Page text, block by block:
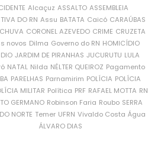
Alcaçuz ASSALTO ASSEMBLEIA
DO RN Assu BATATA Caicó CARAÚBAS
CORONEL AZEVEDO CRIME CRUZETA
novos Dilma Governo do RN HOMICÍDIO
JARDIM DE PIRANHAS JUCURUTU LULA
NATAL Nilda NÉLTER QUEIROZ Pagamento
PARELHAS Parnamirim POLÍCIA POLÍCIA
MILITAR Política PRF RAFAEL MOTTA RN
GERMANO Robinson Faria Roubo SERRA
NORTE Temer UFRN Vivaldo Costa Água
ÁLVARO DIAS